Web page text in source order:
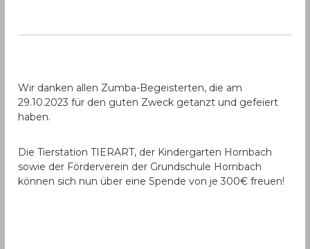
Wir danken allen Zumba-Begeisterten, die am
29.10.2023 für den guten Zweck getanzt und gefeiert
haben.
Die Tierstation TIERART, der Kindergarten Hornbach
sowie der Förderverein der Grundschule Hornbach
können sich nun über eine Spende von je 300€ freuen!